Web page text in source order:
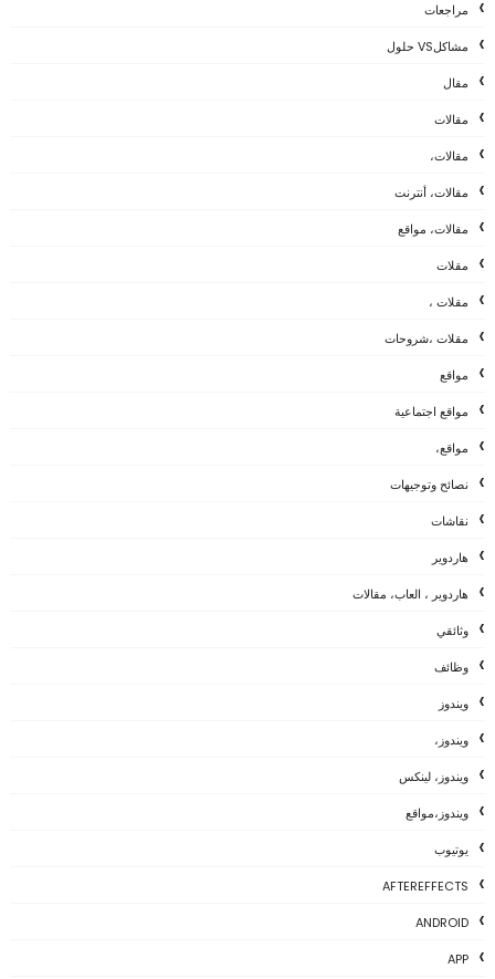
مراجعات
مشاكلVS حلول
مقال
مقالات
مقالات،
مقالات، أنترنت
مقالات، مواقع
مقلات
مقلات ،
مقلات ،شروحات
مواقع
مواقع اجتماعية
مواقع،
نصائح وتوجيهات
نقاشات
هاردوير
هاردوير ، العاب، مقالات
وثائقي
وظائف
ويندوز
ويندوز،
ويندوز، لينكس
ويندوز،مواقع
يوتيوب
AFTEREFFECTS
ANDROID
APP